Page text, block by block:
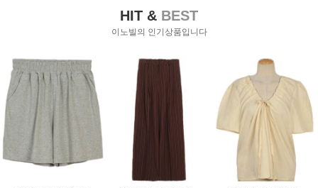
HIT & BEST
이노빌의 인기상품입니다